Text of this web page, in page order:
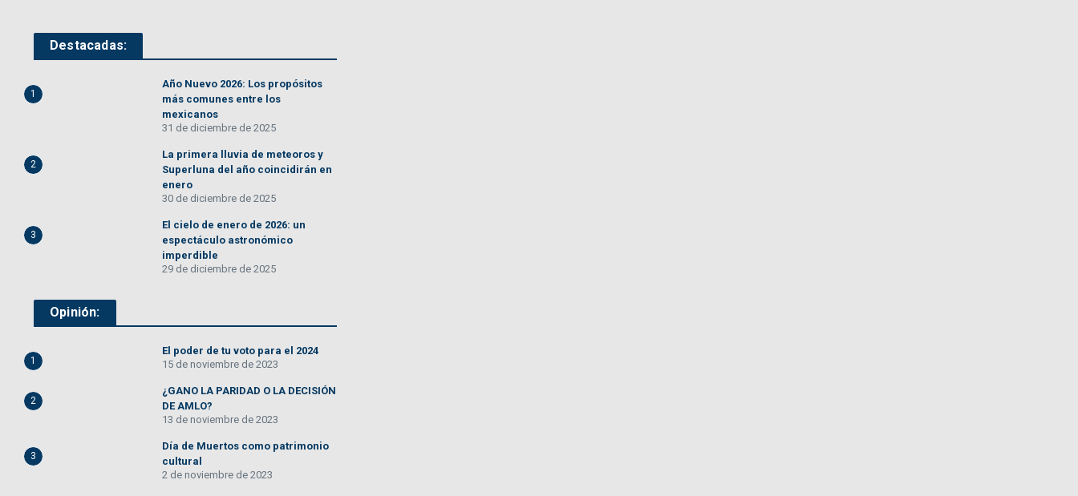
Destacadas:
1
Año Nuevo 2026: Los propósitos
más comunes entre los
mexicanos
31 de diciembre de 2025
2
La primera lluvia de meteoros y
Superluna del año coincidirán en
enero
30 de diciembre de 2025
3
El cielo de enero de 2026: un
espectáculo astronómico
imperdible
29 de diciembre de 2025
Opinión:
1
El poder de tu voto para el 2024
15 de noviembre de 2023
2
¿GANO LA PARIDAD O LA DECISIÓN
DE AMLO?
13 de noviembre de 2023
3
Día de Muertos como patrimonio
cultural
2 de noviembre de 2023